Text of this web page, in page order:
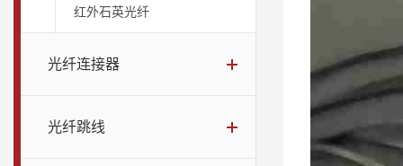
红外石英光纤
光纤连接器
光纤跳线